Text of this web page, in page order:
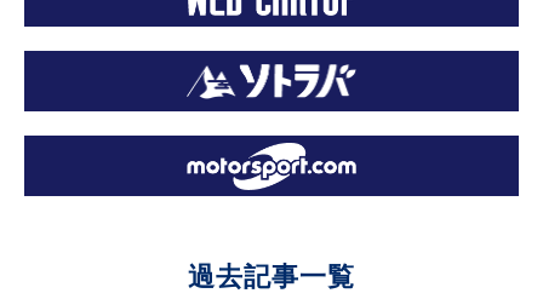
過去記事一覧